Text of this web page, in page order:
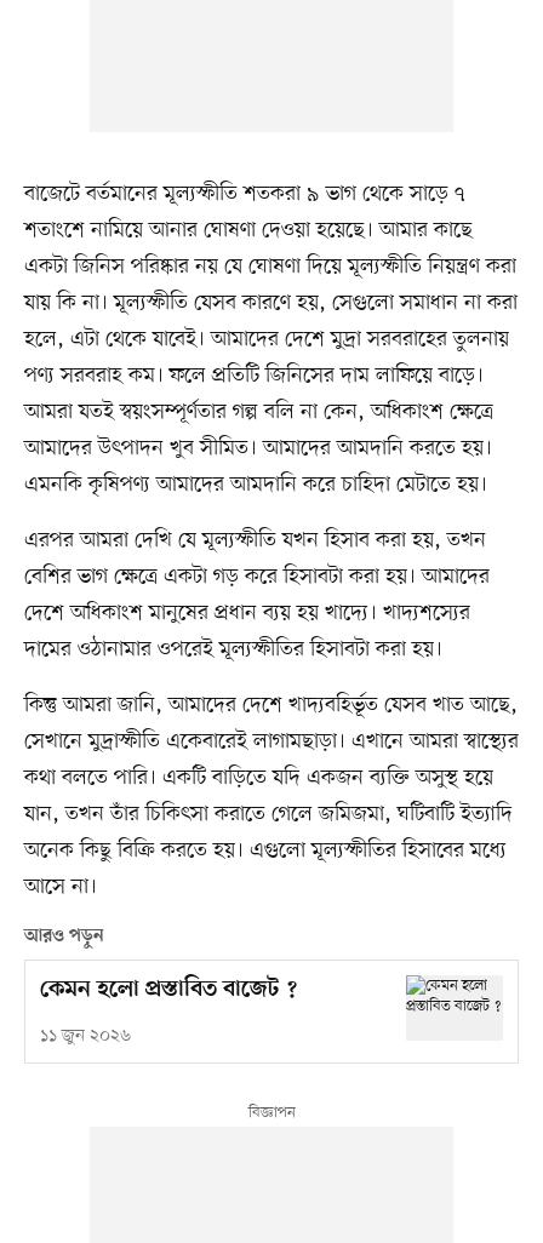
বাজেটে বর্তমানের মূল্যস্ফীতি শতকরা ৯ ভাগ থেকে সাড়ে ৭
শতাংশে নামিয়ে আনার ঘোষণা দেওয়া হয়েছে। আমার কাছে
একটা জিনিস পরিষ্কার নয় যে ঘোষণা দিয়ে মূল্যস্ফীতি নিয়ন্ত্রণ করা
যায় কি না। মূল্যস্ফীতি যেসব কারণে হয়, সেগুলো সমাধান না করা
হলে, এটা থেকে যাবেই। আমাদের দেশে মুদ্রা সরবরাহের তুলনায়
পণ্য সরবরাহ কম। ফলে প্রতিটি জিনিসের দাম লাফিয়ে বাড়ে।
আমরা যতই স্বয়ংসম্পূর্ণতার গল্প বলি না কেন, অধিকাংশ ক্ষেত্রে
আমাদের উৎপাদন খুব সীমিত। আমাদের আমদানি করতে হয়।
এমনকি কৃষিপণ্য আমাদের আমদানি করে চাহিদা মেটাতে হয়।
এরপর আমরা দেখি যে মূল্যস্ফীতি যখন হিসাব করা হয়, তখন
বেশির ভাগ ক্ষেত্রে একটা গড় করে হিসাবটা করা হয়। আমাদের
দেশে অধিকাংশ মানুষের প্রধান ব্যয় হয় খাদ্যে। খাদ্যশস্যের
দামের ওঠানামার ওপরেই মূল্যস্ফীতির হিসাবটা করা হয়।
কিন্তু আমরা জানি, আমাদের দেশে খাদ্যবহির্ভূত যেসব খাত আছে,
সেখানে মুদ্রাস্ফীতি একেবারেই লাগামছাড়া। এখানে আমরা স্বাস্থ্যের
কথা বলতে পারি। একটি বাড়িতে যদি একজন ব্যক্তি অসুস্থ হয়ে
যান, তখন তাঁর চিকিৎসা করাতে গেলে জমিজমা, ঘটিবাটি ইত্যাদি
অনেক কিছু বিক্রি করতে হয়। এগুলো মূল্যস্ফীতির হিসাবের মধ্যে
আসে না।
আরও পড়ুন
কেমন হলো প্রস্তাবিত বাজেট ?
১১ জুন ২০২৬